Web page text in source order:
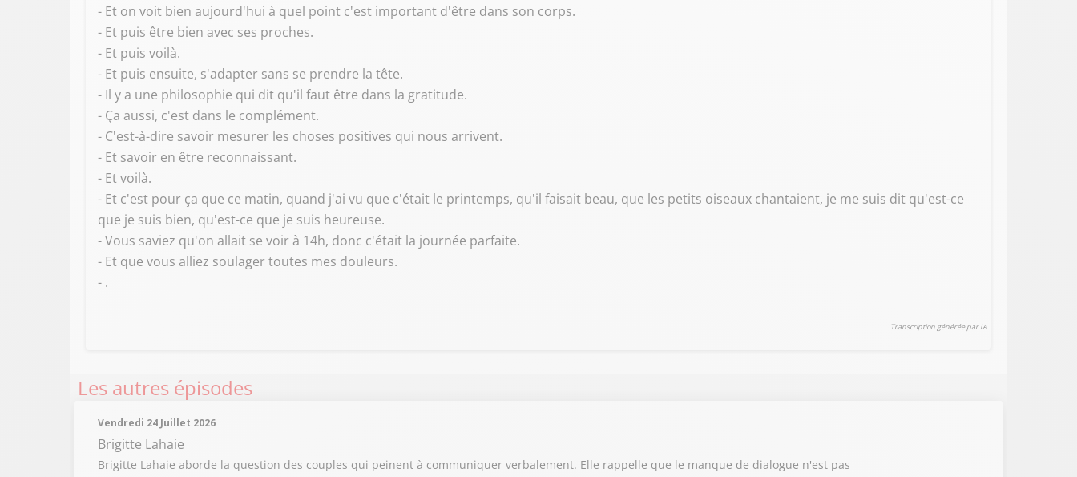
- Et on voit bien aujourd'hui à quel point c'est important d'être dans son corps.
- Et puis être bien avec ses proches.
- Et puis voilà.
- Et puis ensuite, s'adapter sans se prendre la tête.
- Il y a une philosophie qui dit qu'il faut être dans la gratitude.
- Ça aussi, c'est dans le complément.
- C'est-à-dire savoir mesurer les choses positives qui nous arrivent.
- Et savoir en être reconnaissant.
- Et voilà.
- Et c'est pour ça que ce matin, quand j'ai vu que c'était le printemps, qu'il faisait beau, que les petits oiseaux chantaient, je me suis dit qu'est-ce
que je suis bien, qu'est-ce que je suis heureuse.
- Vous saviez qu'on allait se voir à 14h, donc c'était la journée parfaite.
- Et que vous alliez soulager toutes mes douleurs.
- .
Transcription générée par IA
Les autres épisodes
Vendredi 24 Juillet 2026
Brigitte Lahaie
Brigitte Lahaie aborde la question des couples qui peinent à communiquer verbalement. Elle rappelle que le manque de dialogue n'est pas